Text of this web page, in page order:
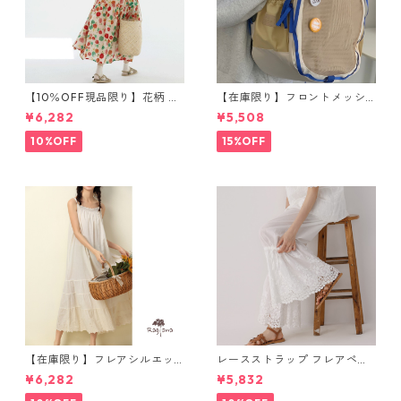
【10％OFF現品限り】花柄 ノ
ースリーブワンピース 1076
8
¥6,282
10%OFF
【在庫限り】フロントメッシ
ュ バックパック M 2col 11170
¥5,508
15%OFF
【在庫限り】フレアシルエッ
ト キャミワンピース 2col N
WP123
¥6,282
レースストラップ フレアペチ
パンツ Y 10925
¥5,832